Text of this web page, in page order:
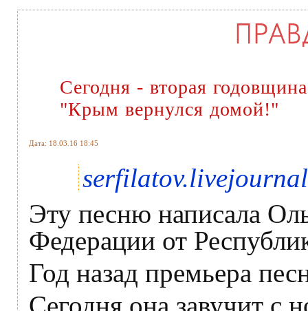
Сегодня - вторая
"Крым вернулся домой!"
Дата: 18.03.16 18:45
Эту песню написала
Федерации от
Год назад премьера
Сегодня она завучит с